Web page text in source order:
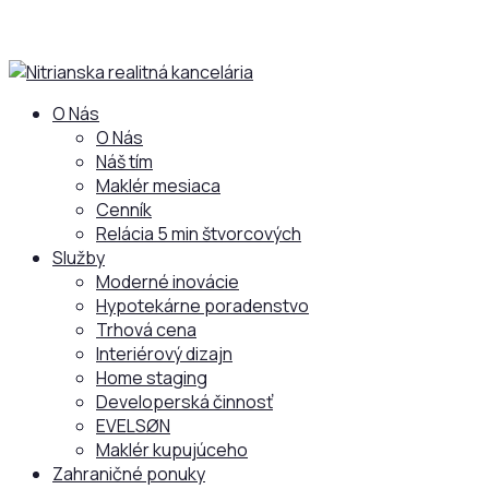
O Nás
O Nás
Náš tím
Maklér mesiaca
Cenník
Relácia 5 min štvorcových
Služby
Moderné inovácie
Hypotekárne poradenstvo
Trhová cena
Interiérový dizajn
Home staging
Developerská činnosť
EVELSØN
Maklér kupujúceho
Zahraničné ponuky